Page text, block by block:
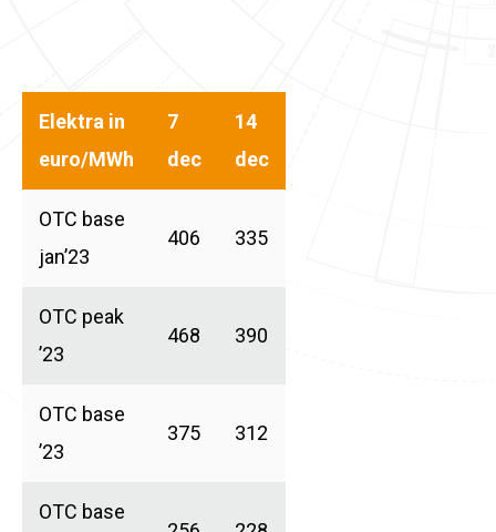
Elektra in
euro/MWh
7
dec
14
dec
OTC base
jan’23
406 335
OTC peak
’23
468 390
OTC base
’23
375 312
OTC base